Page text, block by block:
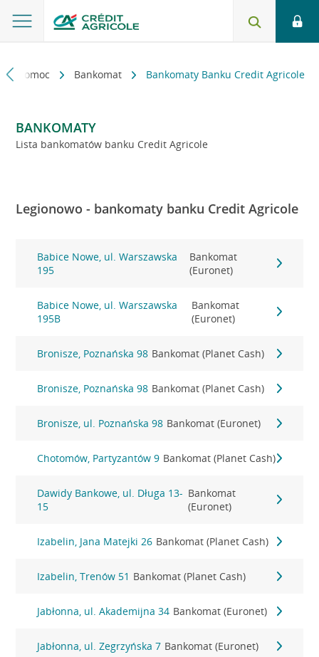
i pomoc Bankomat Bankomaty Banku Credit Agricole
BANKOMATY
Lista bankomatów banku Credit Agricole
Legionowo - bankomaty banku Credit Agricole
Babice Nowe, ul. Warszawska
195
Bankomat
(Euronet)
Babice Nowe, ul. Warszawska
195B
Bankomat
(Euronet)
Bronisze, Poznańska 98 Bankomat (Planet Cash)
Bronisze, Poznańska 98 Bankomat (Planet Cash)
Bronisze, ul. Poznańska 98 Bankomat (Euronet)
Chotomów, Partyzantów 9 Bankomat (Planet Cash)
Dawidy Bankowe, ul. Długa 13-
15
Bankomat
(Euronet)
Izabelin, Jana Matejki 26 Bankomat (Planet Cash)
Izabelin, Trenów 51 Bankomat (Planet Cash)
Jabłonna, ul. Akademijna 34 Bankomat (Euronet)
Jabłonna, ul. Zegrzyńska 7 Bankomat (Euronet)